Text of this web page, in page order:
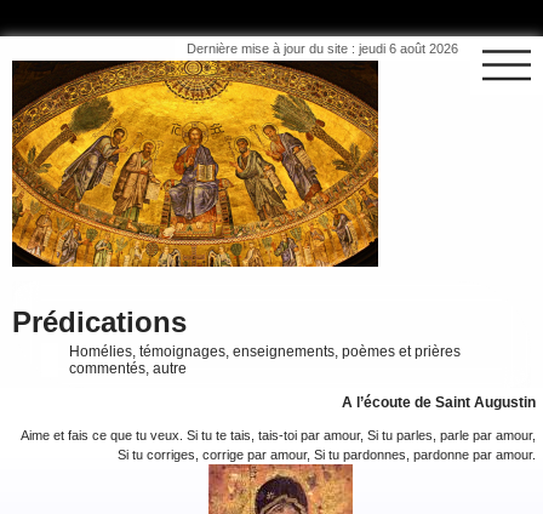
Dernière mise à jour du site : jeudi 6 août 2026
Prédications
Homélies, témoignages, enseignements, poèmes et prières
commentés, autre
A l’écoute de Saint Augustin
Aime et fais ce que tu veux. Si tu te tais, tais-toi par amour, Si tu parles, parle par amour,
Si tu corriges, corrige par amour, Si tu pardonnes, pardonne par amour.